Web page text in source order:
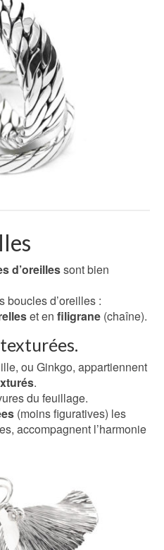
d’oreillessont bien
boucles d’oreilles :
et en filigrane (chaîne).
ou Ginkgo, appartiennent
.
du feuillage.
(moins figuratives) les
accompagnent l’harmonie